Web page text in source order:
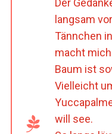
Der
langsam
Tännchen
macht
Baum ist
Vielleicht
will see.